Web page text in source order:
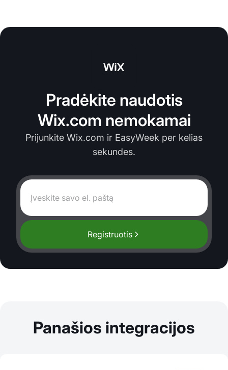
Pradėkite naudotis
Wix.com nemokamai
Prijunkite Wix.com ir EasyWeek per kelias
sekundes.
Registruotis
Panašios integracijos